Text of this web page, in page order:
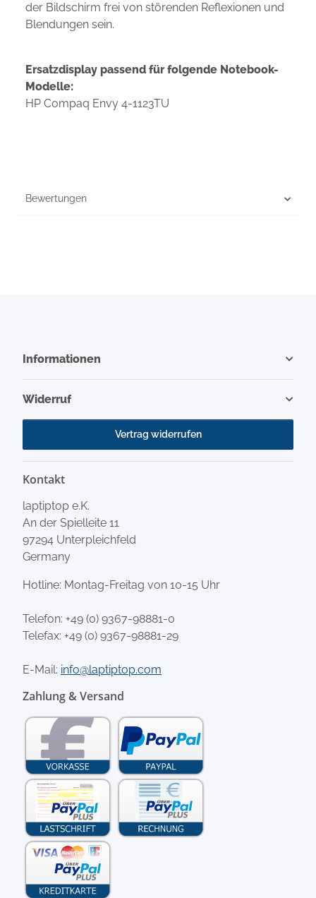
der Bildschirm frei von störenden Reflexionen und
Blendungen sein.
Ersatzdisplay passend für folgende Notebook-
Modelle:
HP Compaq Envy 4-1123TU
Bewertungen
Informationen
Widerruf
Vertrag widerrufen
Kontakt
laptiptop e.K.
An der Spielleite 11
97294 Unterpleichfeld
Germany
Hotline: Montag-Freitag von 10-15 Uhr
Telefon: +49 (0) 9367-98881-0
Telefax: +49 (0) 9367-98881-29
E-Mail: info@laptiptop.com
Zahlung & Versand